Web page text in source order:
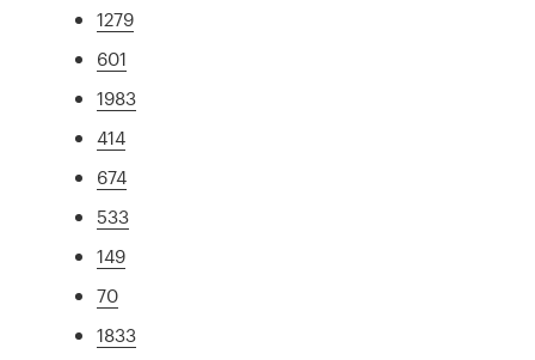
1279
601
1983
414
674
533
149
70
1833